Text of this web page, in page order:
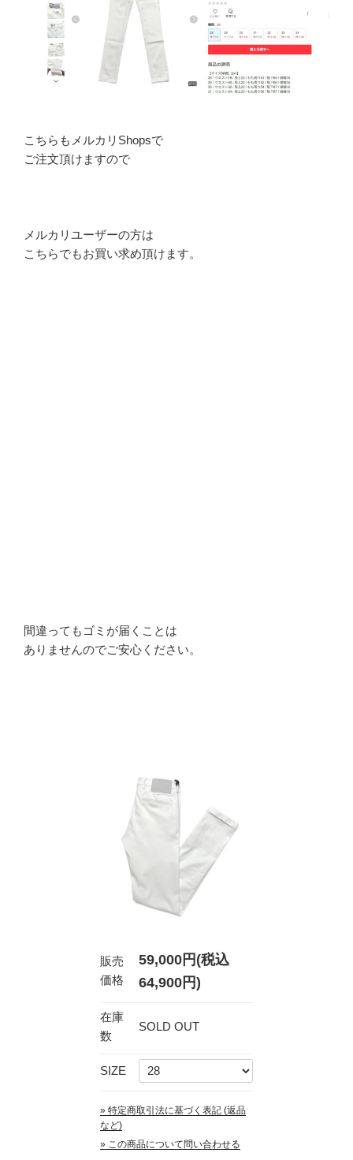
こちらもメルカリShopsで
ご注文頂けますので
メルカリユーザーの方は
こちらでもお買い求め頂けます。
間違ってもゴミが届くことは
ありませんのでご安心ください。
販売
価格
59,000円(税込
64,900円)
在庫
数
SOLD OUT
SIZE
» 特定商取引法に基づく表記 (返品
など)
» この商品について問い合わせる